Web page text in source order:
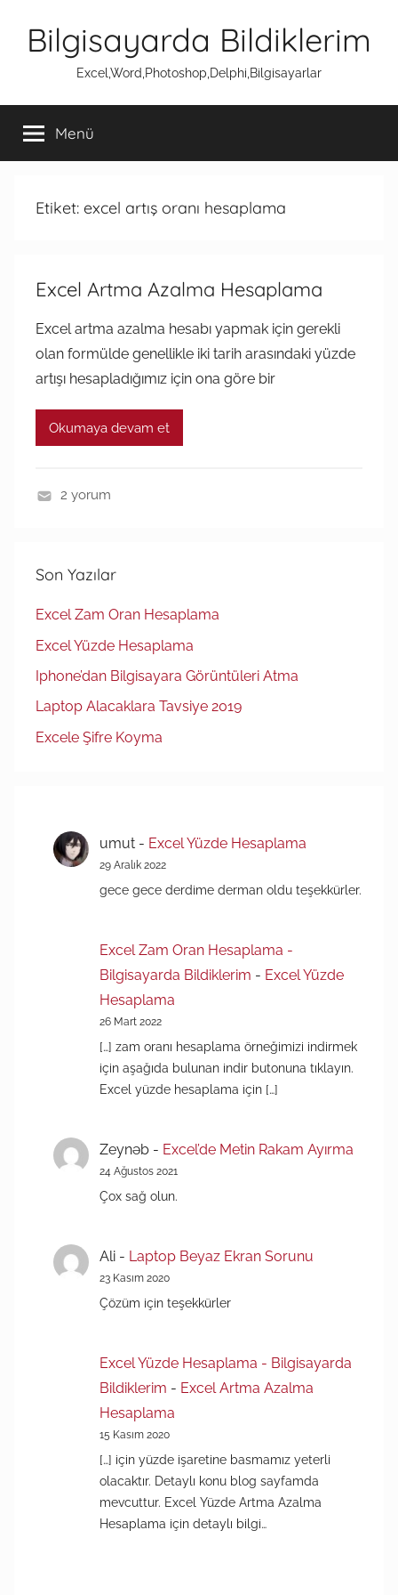
Bilgisayarda Bildiklerim
Excel,Word,Photoshop,Delphi,Bilgisayarlar
Menü
Etiket: excel artış oranı hesaplama
Excel Artma Azalma Hesaplama
Excel artma azalma hesabı yapmak için gerekli
olan formülde genellikle iki tarih arasındaki yüzde
artışı hesapladığımız için ona göre bir
Okumaya devam et
l
2 yorum
Son Yazılar
Excel Zam Oran Hesaplama
Excel Yüzde Hesaplama
Iphone’dan Bilgisayara Görüntüleri Atma
Laptop Alacaklara Tavsiye 2019
Excele Şifre Koyma
umut - Excel Yüzde Hesaplama
29 Aralık 2022
gece gece derdime derman oldu teşekkürler.
Excel Zam Oran Hesaplama -
Bilgisayarda Bildiklerim - Excel Yüzde
Hesaplama
26 Mart 2022
[…] zam oranı hesaplama örneğimizi indirmek
için aşağıda bulunan indir butonuna tıklayın.
Excel yüzde hesaplama için […]
Zeynəb - Excel’de Metin Rakam Ayırma
24 Ağustos 2021
Çox sağ olun.
Ali - Laptop Beyaz Ekran Sorunu
23 Kasım 2020
Çözüm için teşekkürler
Excel Yüzde Hesaplama - Bilgisayarda
Bildiklerim - Excel Artma Azalma
Hesaplama
15 Kasım 2020
[…] için yüzde işaretine basmamız yeterli
olacaktır. Detaylı konu blog sayfamda
mevcuttur. Excel Yüzde Artma Azalma
Hesaplama için detaylı bilgi…